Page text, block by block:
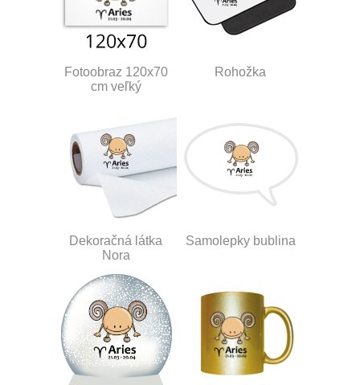
Fotoobraz 120x70
cm veľký
Rohožka
Dekoračná látka
Nora
Samolepky bublina